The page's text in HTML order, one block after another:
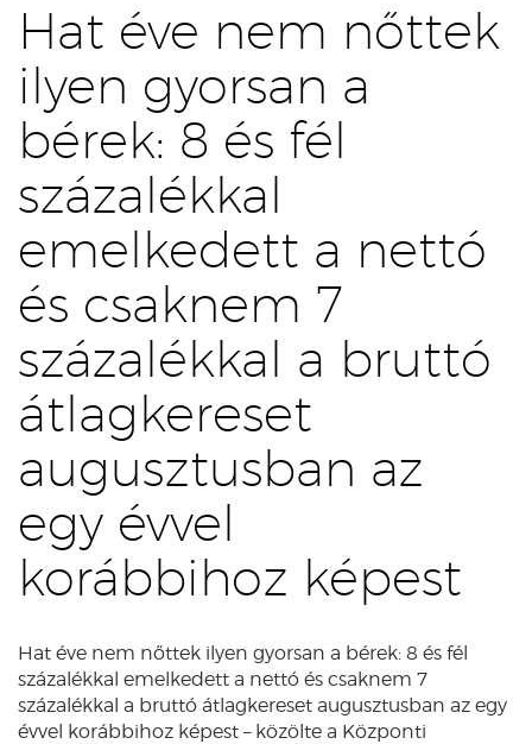
Hat éve nem nőttek
ilyen gyorsan a
bérek: 8 és fél
százalékkal
emelkedett a nettó
és csaknem 7
százalékkal a bruttó
átlagkereset
augusztusban az
egy évvel
korábbihoz képest
Hat éve nem nőttek ilyen gyorsan a bérek: 8 és fél
százalékkal emelkedett a nettó és csaknem 7
százalékkal a bruttó átlagkereset augusztusban az egy
évvel korábbihoz képest – közölte a Központi